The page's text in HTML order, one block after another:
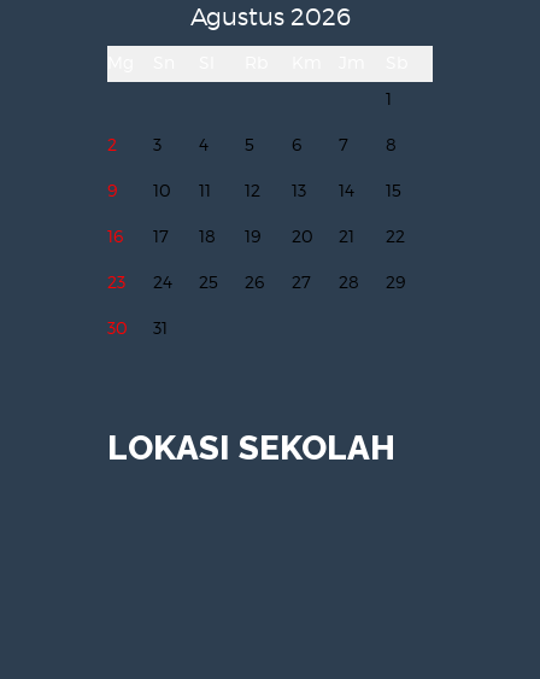
Agustus 2026
1
2 3 4 5 6 7 8
9 10 11 12 13 14 15
16 17 18 19 20 21 22
23 24 25 26 27 28 29
30 31
LOKASI SEKOLAH